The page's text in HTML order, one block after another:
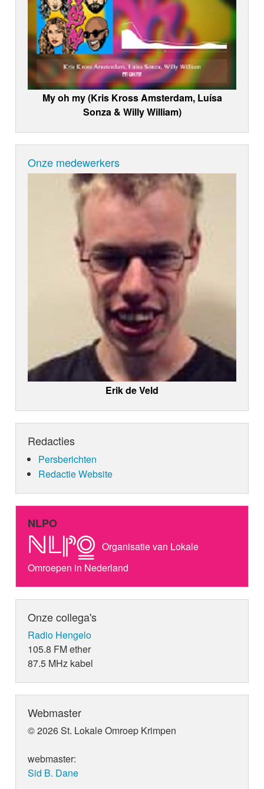
My oh my (Kris Kross Amsterdam, Luísa
Sonza & Willy William)
Onze medewerkers
Erik de Veld
Redacties
Persberichten
Redactie Website
NLPO
Organisatie van Lokale
Omroepen in Nederland
Onze collega's
Radio Hengelo
105.8 FM ether
87.5 MHz kabel
Webmaster
© 2026 St. Lokale Omroep Krimpen
webmaster:
Sid B. Dane